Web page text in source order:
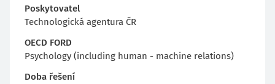
Poskytovatel
Technologická agentura ČR
OECD FORD
Psychology (including human - machine relations)
Doba řešení